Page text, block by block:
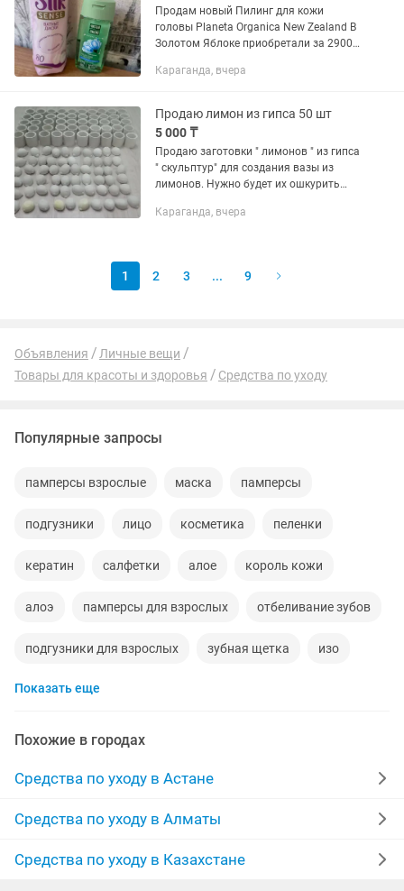
Продам новый Пилинг для кожи
головы Planeta Organica New Zealand В
Золотом Яблоке приобретали за 2900
Манго За 800 тг Отдам Брали в
Караганда, вчера
Продаю лимон из гипса 50 шт
5 000 ₸
Продаю заготовки " лимонов " из гипса
" скульптур" для создания вазы из
лимонов. Нужно будет их ошкурить
стороны ,окрасить в желтый цвет или
Караганда, вчера
1 2 3 ... 9
Объявления
Личные вещи
Товары для красоты и здоровья
Средства по уходу
Популярные запросы
памперсы взрослые маска памперсы
подгузники лицо косметика пеленки
кератин салфетки алое король кожи
алоэ памперсы для взрослых отбеливание зубов
подгузники для взрослых зубная щетка изо
волосы
уход для кожа детская
взрослые мою гель для
кол на пр за 5000 женщина
Показать еще
Похожие в городах
Средства по уходу в Астане
Средства по уходу в Алматы
Средства по уходу в Казахстане